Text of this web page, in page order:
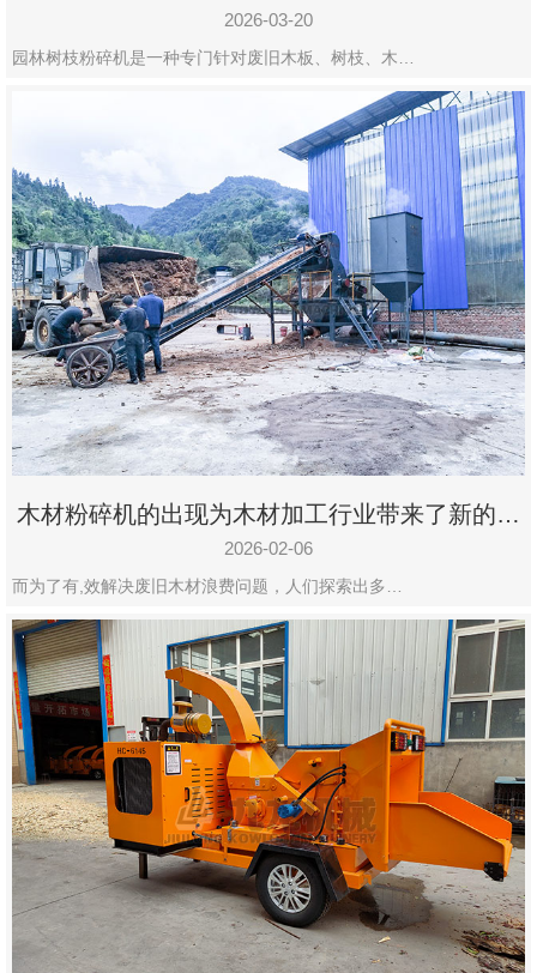
利用
2026-03-20
园林树枝粉碎机是一种专门针对废旧木板、树枝、木…
木材粉碎机的出现为木材加工行业带来了新的变
化
2026-02-06
而为了有,效解决废旧木材浪费问题，人们探索出多…